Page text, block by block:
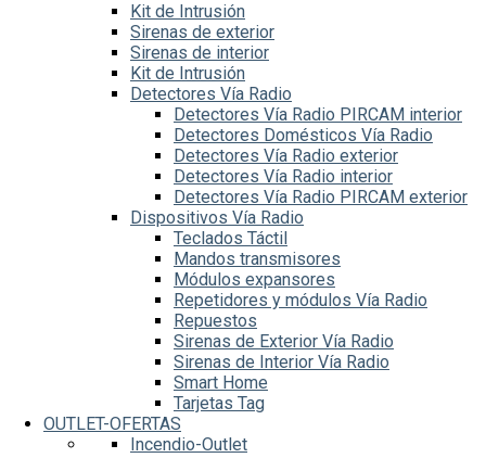
Kit de Intrusión
Sirenas de exterior
Sirenas de interior
Kit de Intrusión
Detectores Vía Radio
Detectores Vía Radio PIRCAM interior
Detectores Domésticos Vía Radio
Detectores Vía Radio exterior
Detectores Vía Radio interior
Detectores Vía Radio PIRCAM exterior
Dispositivos Vía Radio
Teclados Táctil
Mandos transmisores
Módulos expansores
Repetidores y módulos Vía Radio
Repuestos
Sirenas de Exterior Vía Radio
Sirenas de Interior Vía Radio
Smart Home
Tarjetas Tag
OUTLET-OFERTAS
Incendio-Outlet